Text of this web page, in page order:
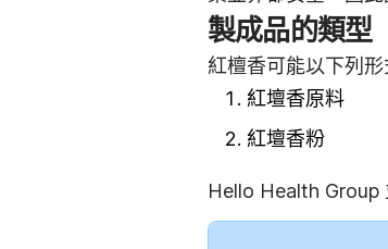
製成品的類型
紅檀香可能以下列形
紅壇香原料
紅壇香粉
Hello Health Group